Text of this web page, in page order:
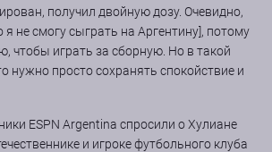
получил двойную дозу. Очевидно,
я не смогу сыграть на Аргентину], потому
чтобы играть за сборную. Но в такой
нужно просто сохранять спокойствие и
ESPN Argentina спросили о Хулиане
и игроке футбольного клуба